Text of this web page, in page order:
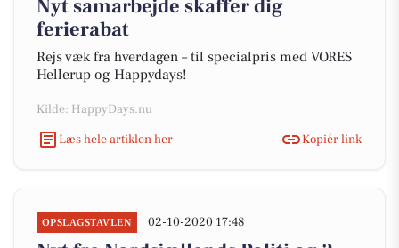
Nyt samarbejde skaffer dig
ferierabat
Rejs væk fra hverdagen – til specialpris med VORES
Hellerup og Happydays!
Kilde: HappyDays.nu
Læs hele artiklen her
Kopiér link
OPSLAGSTAVLEN 02-10-2020 17:48